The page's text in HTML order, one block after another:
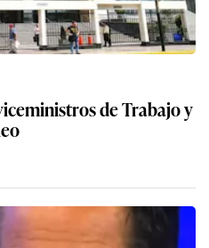
de Trabajo y